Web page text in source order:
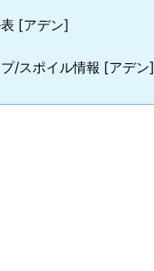
[アデン]
/スポイル情報 [アデン]